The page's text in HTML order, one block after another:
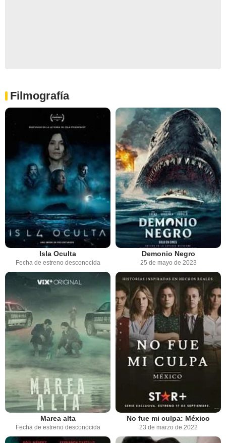
Filmografía
Isla Oculta
Fecha de estreno desconocida
Demonio Negro
25 de mayo de 2023
Marea alta
Fecha de estreno desconocida
No fue mi culpa: México
23 de marzo de 2022